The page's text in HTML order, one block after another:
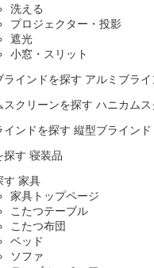
洗える
プロジェクター・投影
遮光
小窓・スリット
アルミブライ
ハニカム
縦型ブラインド
寝装品
家具
家具トップページ
こたつテーブル
こたつ布団
ベッド
ソファ